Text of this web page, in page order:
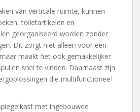
van verticale ruimte, kunnen
toiletartikelen en
georganiseerd worden zonder
Dit zorgt niet alleen voor een
maakt het ook gemakkelijker
snel te vinden. Daarnaast zijn
die multifunctioneel
met ingebouwde